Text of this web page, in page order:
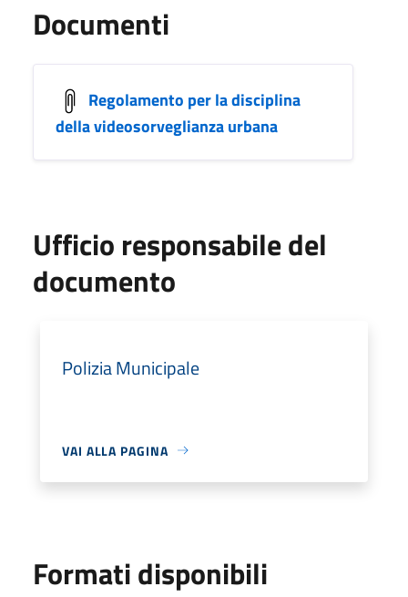
Documenti
Regolamento per la disciplina
della videosorveglianza urbana
Ufficio responsabile del
documento
Polizia Municipale
VAI ALLA PAGINA
Formati disponibili